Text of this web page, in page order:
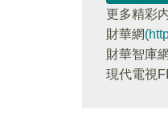
更多精彩
財華網
財華智庫網
現代電視